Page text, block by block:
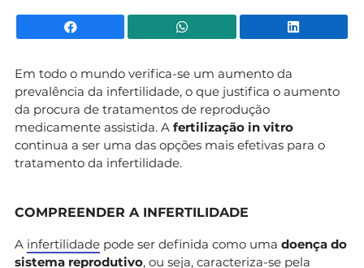
Facebook WhatsApp
Em todo o mundo verifica-se um aumento da
prevalência da infertilidade, o que justifica o aumento
da procura de tratamentos de reprodução
medicamente assistida. A fertilização in vitro
continua a ser uma das opções mais efetivas para o
tratamento da infertilidade.
COMPREENDER A INFERTILIDADE
A infertilidade pode ser definida como uma doença do
sistema reprodutivo, ou seja, caracteriza-se pela